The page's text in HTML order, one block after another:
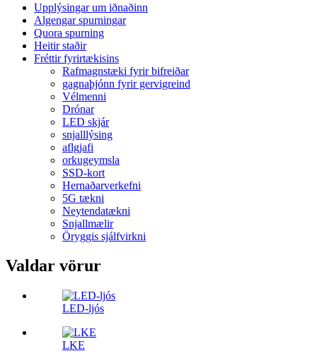
Upplýsingar um iðnaðinn
Algengar spurningar
Quora spurning
Heitir staðir
Fréttir fyrirtækisins
Rafmagnstæki fyrir bifreiðar
gagnaþjónn fyrir gervigreind
Vélmenni
Drónar
LED skjár
snjalllýsing
aflgjafi
orkugeymsla
SSD-kort
Hernaðarverkefni
5G tækni
Neytendatækni
Snjallmælir
Öryggis sjálfvirkni
Valdar vörur
LED-ljós
LKE